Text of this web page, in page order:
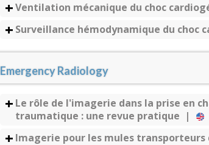
Ventilation mécanique du choc
Surveillance hémodynamique du choc
Emergency Radiology
Le rôle de l'imagerie dans la prise en
traumatique : une revue pratique |
Imagerie pour les mules